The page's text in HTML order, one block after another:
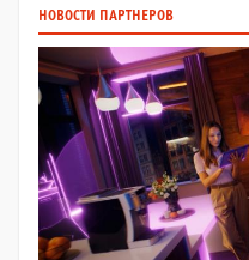
НОВОСТИ ПАРТНЕРОВ